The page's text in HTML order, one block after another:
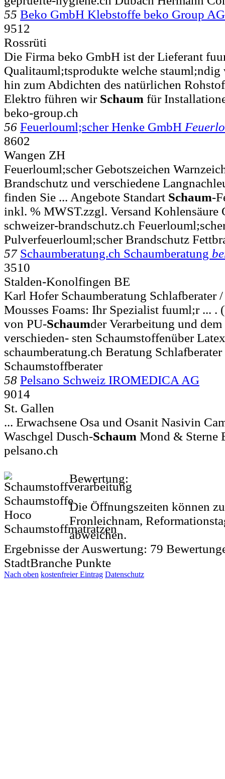
55 Beko GmbH Klebstoffe beko Group AG
9512
Rossrüti
Die Firma beko GmbH ist der Lieferant
Qualitauml;tsprodukte welche stauml;ndig
hin zum Abdichten des natürlichen
Elektro führen wir Schaum für
beko-group.ch
56 Feuerlouml;scher Henke GmbH
8602
Wangen ZH
Feuerlouml;scher Gebotszeichen
Brandschutz und verschiedene
finden Sie ... Angebote Standart Schaum-
inkl. % MWST.zzgl. Versand Kohlensäure
schweizer-brandschutz.ch
Pulverfeuerlouml;scher Brandschutz
57 Schaumberatung.ch Schaumberatung
3510
Stalden-Konolfingen BE
Karl Hofer Schaumberatung Schlafberater
Mousses Foams: Ihr Spezialist fuuml;r ... .
von PU-Schaumder Verarbeitung und
verschieden- sten Schaumstoffenüber Latex
schaumberatung.ch Beratung
Schaumstoffberater
58 Pelsano Schweiz IROMEDICA AG
9014
St. Gallen
... Erwachsene Osa und Osanit Nasivin
Waschgel Dusch-Schaum Mond & Sterne
pelsano.ch
Bewertung:
Die Öffnungszeiten können
Fronleichnam,
abweichen.
Ergebnisse der Auswertung: 79
StadtBranche Punkte
Nach oben kostenfreier Eintrag Datenschutz